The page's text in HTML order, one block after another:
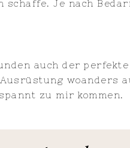
schaffe. Je nach
auch der
woanders
zu mir kommen.